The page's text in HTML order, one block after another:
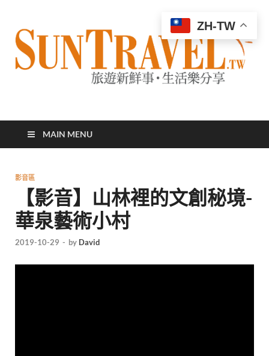
太陽網
MAIN MENU
影音區
【影音】山林裡的文創秘境-
華泉藝術小村
2019-10-29 - by David
ZH-TW